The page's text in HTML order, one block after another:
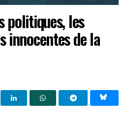
politiques, les
innocentes de la